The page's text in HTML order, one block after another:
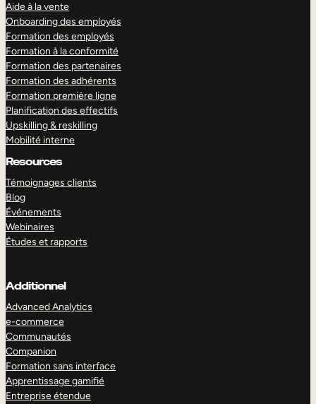
Aide à la vente
Onboarding des employés
Formation des employés
Formation à la conformité
Formation des partenaires
Formation des adhérents
Formation première ligne
Planification des effectifs
Upskilling & reskilling
Mobilité interne
Resources
Témoignages clients
Blog
Événements
Webinaires
Études et rapports
Additionnel
Advanced Analytics
e-commerce
Communautés
Companion
Formation sans interface
Apprentissage gamifié
Entreprise étendue